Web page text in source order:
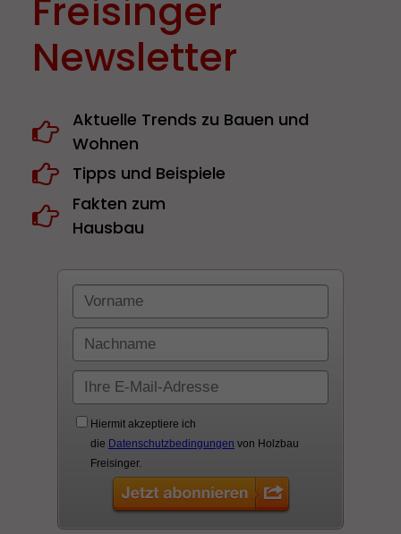
Freisinger
Newsletter
Aktuelle Trends zu Bauen und
Wohnen
Tipps und Beispiele
Fakten zum
Hausbau